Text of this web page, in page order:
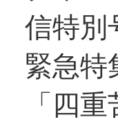
信特別
緊急
「四